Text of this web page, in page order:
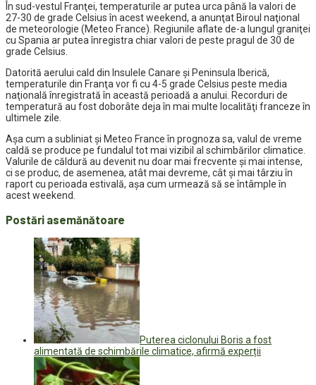
În sud-vestul Franţei, temperaturile ar putea urca până la valori de
27-30 de grade Celsius în acest weekend, a anunţat Biroul naţional
de meteorologie (Meteo France). Regiunile aflate de-a lungul graniţei
cu Spania ar putea înregistra chiar valori de peste pragul de 30 de
grade Celsius.
Datorită aerului cald din Insulele Canare şi Peninsula Iberică,
temperaturile din Franţa vor fi cu 4-5 grade Celsius peste media
naţională înregistrată în această perioadă a anului. Recorduri de
temperatură au fost doborâte deja în mai multe localităţi franceze în
ultimele zile.
Aşa cum a subliniat şi Meteo France în prognoza sa, valul de vreme
caldă se produce pe fundalul tot mai vizibil al schimbărilor climatice.
Valurile de căldură au devenit nu doar mai frecvente şi mai intense,
ci se produc, de asemenea, atât mai devreme, cât şi mai târziu în
raport cu perioada estivală, aşa cum urmează să se întâmple în
acest weekend.
Postări asemănătoare
Puterea ciclonului Boris a fost
alimentată de schimbările climatice, afirmă experții